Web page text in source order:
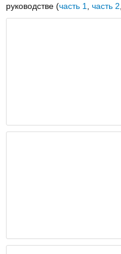
руководстве (часть 1 часть 2